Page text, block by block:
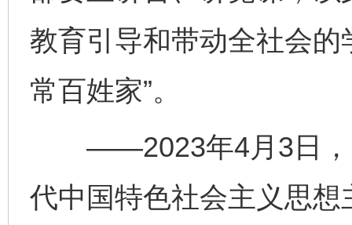
教育引导和带动全社会的
常百姓家”。
——2023年4月3日，
代中国特色社会主义思
完善运行机制助力责任有效落实